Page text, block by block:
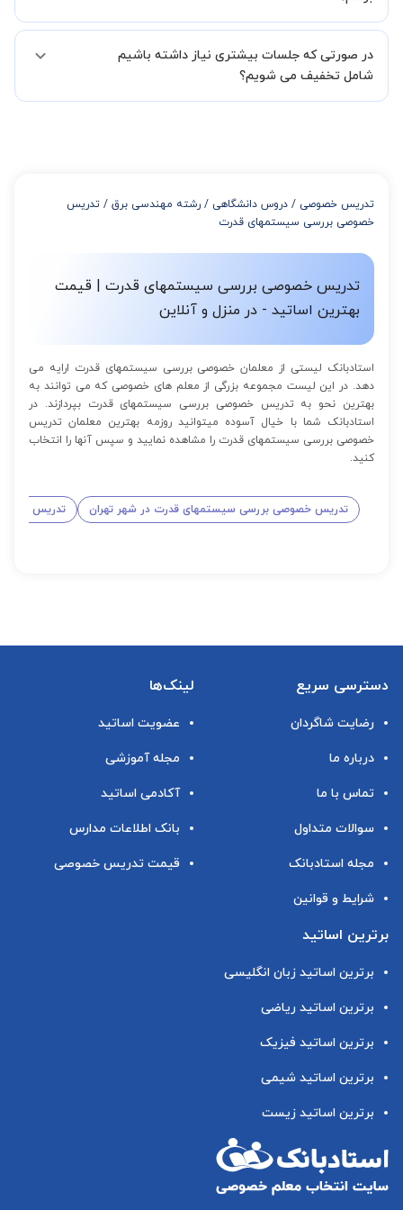
همچنین میتوانید درخواست خود را از طریق تماس مستقیم با شماره
مدرس مشخص کند ابتدا باید جلسه اول کلاس درس شما با مدرس برگزار
شود تا با توجه به سطح شما و خواسته شما مدرس اعلام کنند که تقریبا
در صورتی که جلسات بیشتری نیاز داشته باشیم
شامل تخفیف می شویم؟
از 12 تا 15 جلسه: 7% تخفیف
از 16 تا 100 جلسه: 9% تخفیف
تدریس خصوصی / دروس دانشگاهی / رشته مهندسی برق / تدریس
خصوصی بررسی سیستمهای قدرت
تدریس خصوصی بررسی سیستمهای قدرت | قیمت
بهترین اساتید - در منزل و آنلاین
استادبانک لیستی از معلمان خصوصی بررسی سیستمهای قدرت ارایه می
دهد. در این لیست مجموعه بزرگی از معلم های خصوصی که می توانند به
بهترین نحو به تدریس خصوصی بررسی سیستمهای قدرت بپردازند. در
استادبانک شما با خیال آسوده میتوانید روزمه بهترین معلمان تدریس
خصوصی بررسی سیستمهای قدرت را مشاهده نمایید و سپس آنها را انتخاب
کنید.
تدریس خصوصی بررسی سیستمهای قدرت در شهر تهران تدریس
دسترسی سریع
رضایت شاگردان
درباره ما
تماس با ما
سوالات متداول
مجله استادبانک
شرایط و قوانین
لینک‌ها
عضویت اساتید
مجله آموزشی
آکادمی اساتید
بانک اطلاعات مدارس
قیمت تدریس خصوصی
برترین اساتید
برترین اساتید زبان انگلیسی
برترین اساتید ریاضی
برترین اساتید فیزیک
برترین اساتید شیمی
برترین اساتید زیست